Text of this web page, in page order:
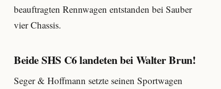
beauftragten Rennwagen entstanden bei Sauber
vier Chassis.
Beide SHS C6 landeten bei Walter Brun!
Seger & Hoffmann setzte seinen Sportwagen